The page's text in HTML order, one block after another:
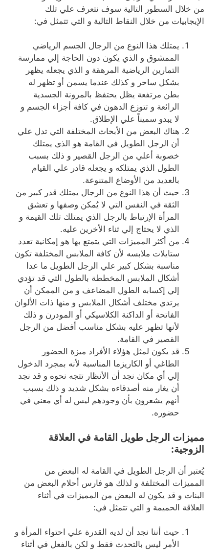
من خلال السطور التالية سوف نتعرف علي تلك
الإيجابيات من خلال النقاط التالية و التي تتمثل في:
يمتلك هذا النوع من الرجال الجسم الرياضي
الممشوق و الذي يكون دون الحاجة إلي ممارسة
التمارين الرياضية المرهقة و الذي يجعله يظهر
بشكل ساحر و كذلك عندما يسمن أو تظهر له
بطن مرتفعة يظل يحتفظ بالمرونة الجسدية
الرائعة و تتوزع الدهون في كافة أجزاء الجسم و
لا يبدو سميناً علي الإطلاق.
هناك البعض من الأبحاث المختلفة التي تدل علي
أن الرجل الطويل في القامة هو الذي يمتلك
خصوبة أعلي من الرجل القصير و ذلك بسبب
الطول الذي يمتلكه و يجعله قادر علي القيام
بالعديد من الأوضاع المتنوعة.
حيث أن هذا النوع من الرجال يمتلك قدر كبير من
الثقة في النفس التي لا يُمكن وصفها و تعشق
المرأة الإرتباط بالرجل الذي يمتلك تلك القيمة و
الذي لا يحتاج إلي ثناء الأخرين عليه.
من أكثر المميزات التي يتمتع بها هو إمكانية تعدد
ستايلات ملابسه لأن كافة الملابس المختلفة تكون
مناسبة بشكل كبير علي الرجل الطويل ما عدا
أشكال الملابس المخططة بالطول التي قد تؤدي
إلي إكسابه الطول المضاعف و من الممكن أن
يرتدي مختلف أشكال الملابس و منها ذات الألوان
الفاتحة أو الداكنة الكلاسيكي أو المودرن و ذلك
لأنها تظهر عليه بشكل مناسب أفضل من الرجل
القصير في القامة.
قد يكون لمثل هؤلاء الأفراد ميزة الحضور
الطاغي أو الكاريزما المناسبة لأنه بمجرد الدخول
إلي أي مكان نجد أن الأنظار تتجه نحوه و قد نجد
أن يغار منه أصدقاءه بشكل شديد و ذلك بسبب
أنهم يشعرون بأن وجودهم ليس له أي معني في
حضوره.
مميزات الرجل طويل القامة في العلاقة
الزوجية:
يُعتبر أن الرجل الطويل في القامة له البعض من
المميزات المختلفة و لذلك هو فارس أحلام البعض من
البنات و قد يكون له البعض من المميزات في أثناء
العلاقة الحميمة و التي تتمثل في:
حيث أننا نجد أن لديه القدرة علي احتواء المرأة و
الأمر ليس بالتحدث فقط و لكن بالفعل في أثناء